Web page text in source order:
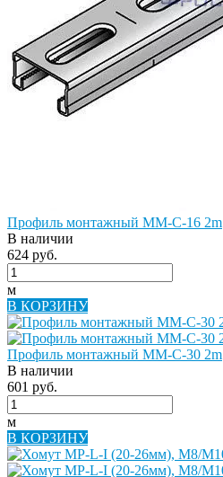
Профиль монтажный ММ-С-16 2m
В наличии
624 руб.
м
В КОРЗИНУ
Профиль монтажный ММ-С-30 2m
В наличии
601 руб.
м
В КОРЗИНУ